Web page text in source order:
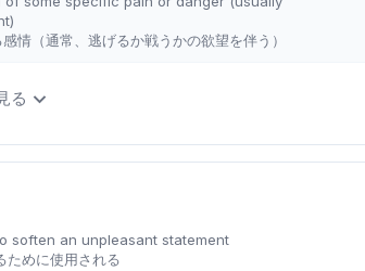
情（通常、逃げるか戦うかの欲望を伴う）
る
soften an unpleasant statement
ために使用される